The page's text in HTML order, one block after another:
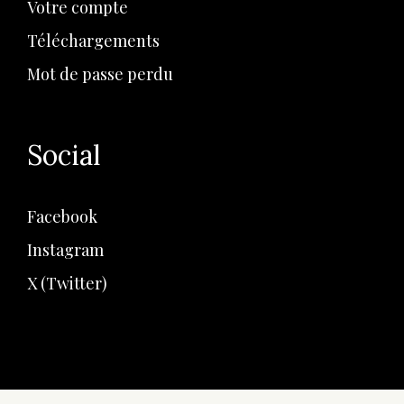
Votre compte
Téléchargements
Mot de passe perdu
Social
Facebook
Instagram
X (Twitter)